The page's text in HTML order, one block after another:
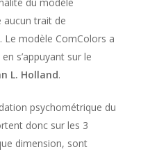
aucun trait de
Le modèle ComColors a
s’appuyant sur le
L. Holland.
psychométrique du
donc sur les 3
dimension, sont